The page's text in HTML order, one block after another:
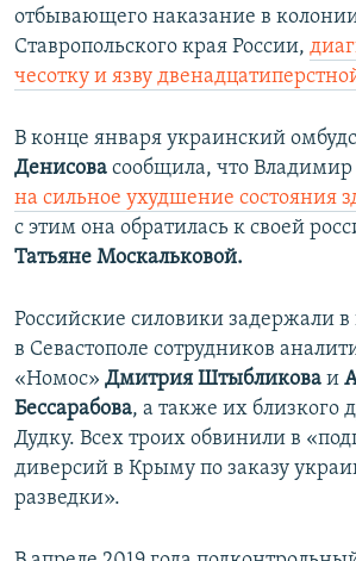
отбывающего наказание в
Ставропольского края России,
чесотку и язву
В конце января украинский
Денисова сообщила, что Владимир
на сильное ухудшение состояния
с этим она обратилась к своей
Татьяне Москальковой.
Российские силовики задержали в
в Севастополе сотрудников
«Номос»​ Дмитрия Штыбликова и
Бессарабова, а также их близкого
Дудку. Всех троих обвинили в
диверсий в Крыму по заказу
разведки».